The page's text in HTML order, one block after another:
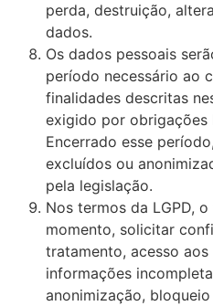
perda, destruição,
dados.
Os dados pessoais
período necessário ao
finalidades descritas
exigido por obrigações
Encerrado esse
excluídos ou
pela legislação.
Nos termos da LGPD,
momento, solicitar
tratamento, acesso
informações
anonimização,